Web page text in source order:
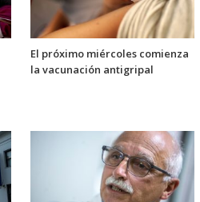
El próximo miércoles comienza
la vacunación antigripal